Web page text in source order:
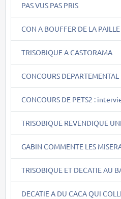
PAS VUS PAS PRIS
CON A BOUFFER DE LA PAILLE
TRISOBIQUE A CASTORAMA
CONCOURS DEPARTEMENTAL
CONCOURS DE PETS2 :
TRISOBIQUE REVENDIQUE
GABIN COMMENTE LES
TRISOBIQUE ET DECATIE AU
DECATIE A DU CACA QUI